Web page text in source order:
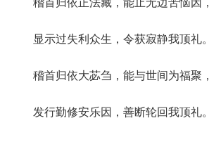
稽首归依正法藏，能止无边苦恼因，
显示过失利众生，令获寂静我顶礼。
稽首归依大苾刍，能与世间为福聚，
发行勤修安乐因，善断轮回我顶礼。